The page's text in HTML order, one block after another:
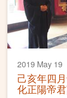
2019 May 19
己亥年四
化正陽帝